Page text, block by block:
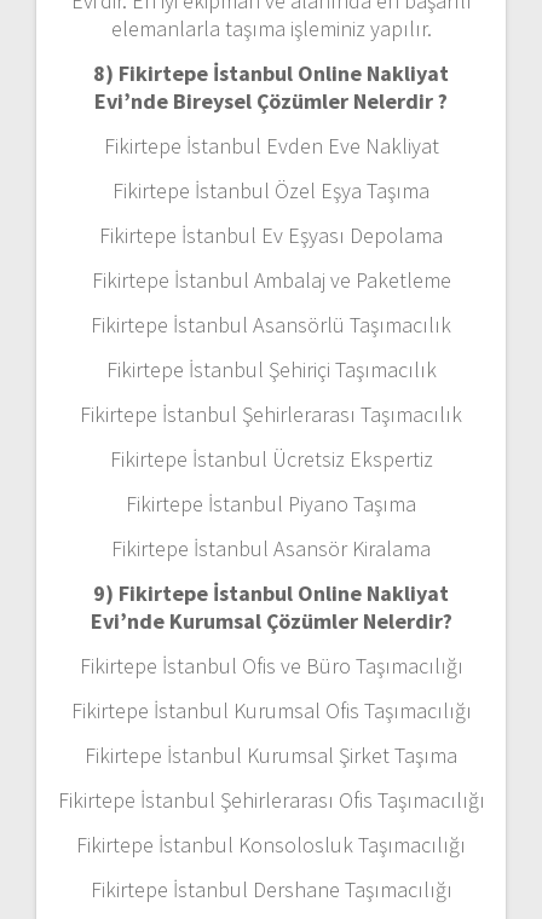
elemanlarla taşıma işleminiz yapılır.
8) Fikirtepe İstanbul Online Nakliyat
Evi’nde Bireysel Çözümler Nelerdir ?
Fikirtepe İstanbul Evden Eve Nakliyat
Fikirtepe İstanbul Özel Eşya Taşıma
Fikirtepe İstanbul Ev Eşyası Depolama
Fikirtepe İstanbul Ambalaj ve Paketleme
Fikirtepe İstanbul Asansörlü Taşımacılık
Fikirtepe İstanbul Şehiriçi Taşımacılık
Fikirtepe İstanbul Şehirlerarası Taşımacılık
Fikirtepe İstanbul Ücretsiz Ekspertiz
Fikirtepe İstanbul Piyano Taşıma
Fikirtepe İstanbul Asansör Kiralama
9) Fikirtepe İstanbul Online Nakliyat
Evi’nde Kurumsal Çözümler Nelerdir?
Fikirtepe İstanbul Ofis ve Büro Taşımacılığı
Fikirtepe İstanbul Kurumsal Ofis Taşımacılığı
Fikirtepe İstanbul Kurumsal Şirket Taşıma
Fikirtepe İstanbul Şehirlerarası Ofis Taşımacılığı
Fikirtepe İstanbul Konsolosluk Taşımacılığı
Fikirtepe İstanbul Dershane Taşımacılığı